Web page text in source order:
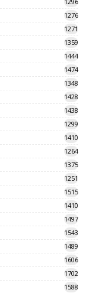
1276
1271
1359
1444
1474
1348
1428
1438
1299
1410
1264
1375
1251
1515
1410
1497
1543
1489
1606
1702
1588